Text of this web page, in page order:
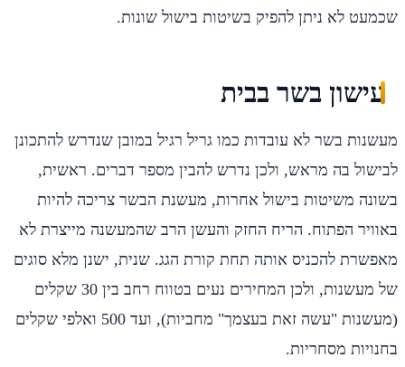
שכמעט לא ניתן להפיק בשיטות בישול שונות.
עישון בשר בבית
מעשנות בשר לא עובדות כמו גריל רגיל במובן שנדרש להתכונן
לבישול בה מראש, ולכן נדרש להבין מספר דברים. ראשית,
בשונה משיטות בישול אחרות, מעשנת הבשר צריכה להיות
באוויר הפתוח. הריח החזק והעשן הרב שהמעשנה מייצרת לא
מאפשרת להכניס אותה תחת קורת הגג. שנית, ישנן מלא סוגים
של מעשנות, ולכן המחירים נעים בטווח רחב בין 30 שקלים
(מעשנות "עשה זאת בעצמך" מחביות), ועד 500 ואלפי שקלים
בחנויות מסחריות.